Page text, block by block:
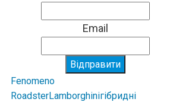
Email
Відправити
Fenomeno
RoadsterLamborghiniгібридні